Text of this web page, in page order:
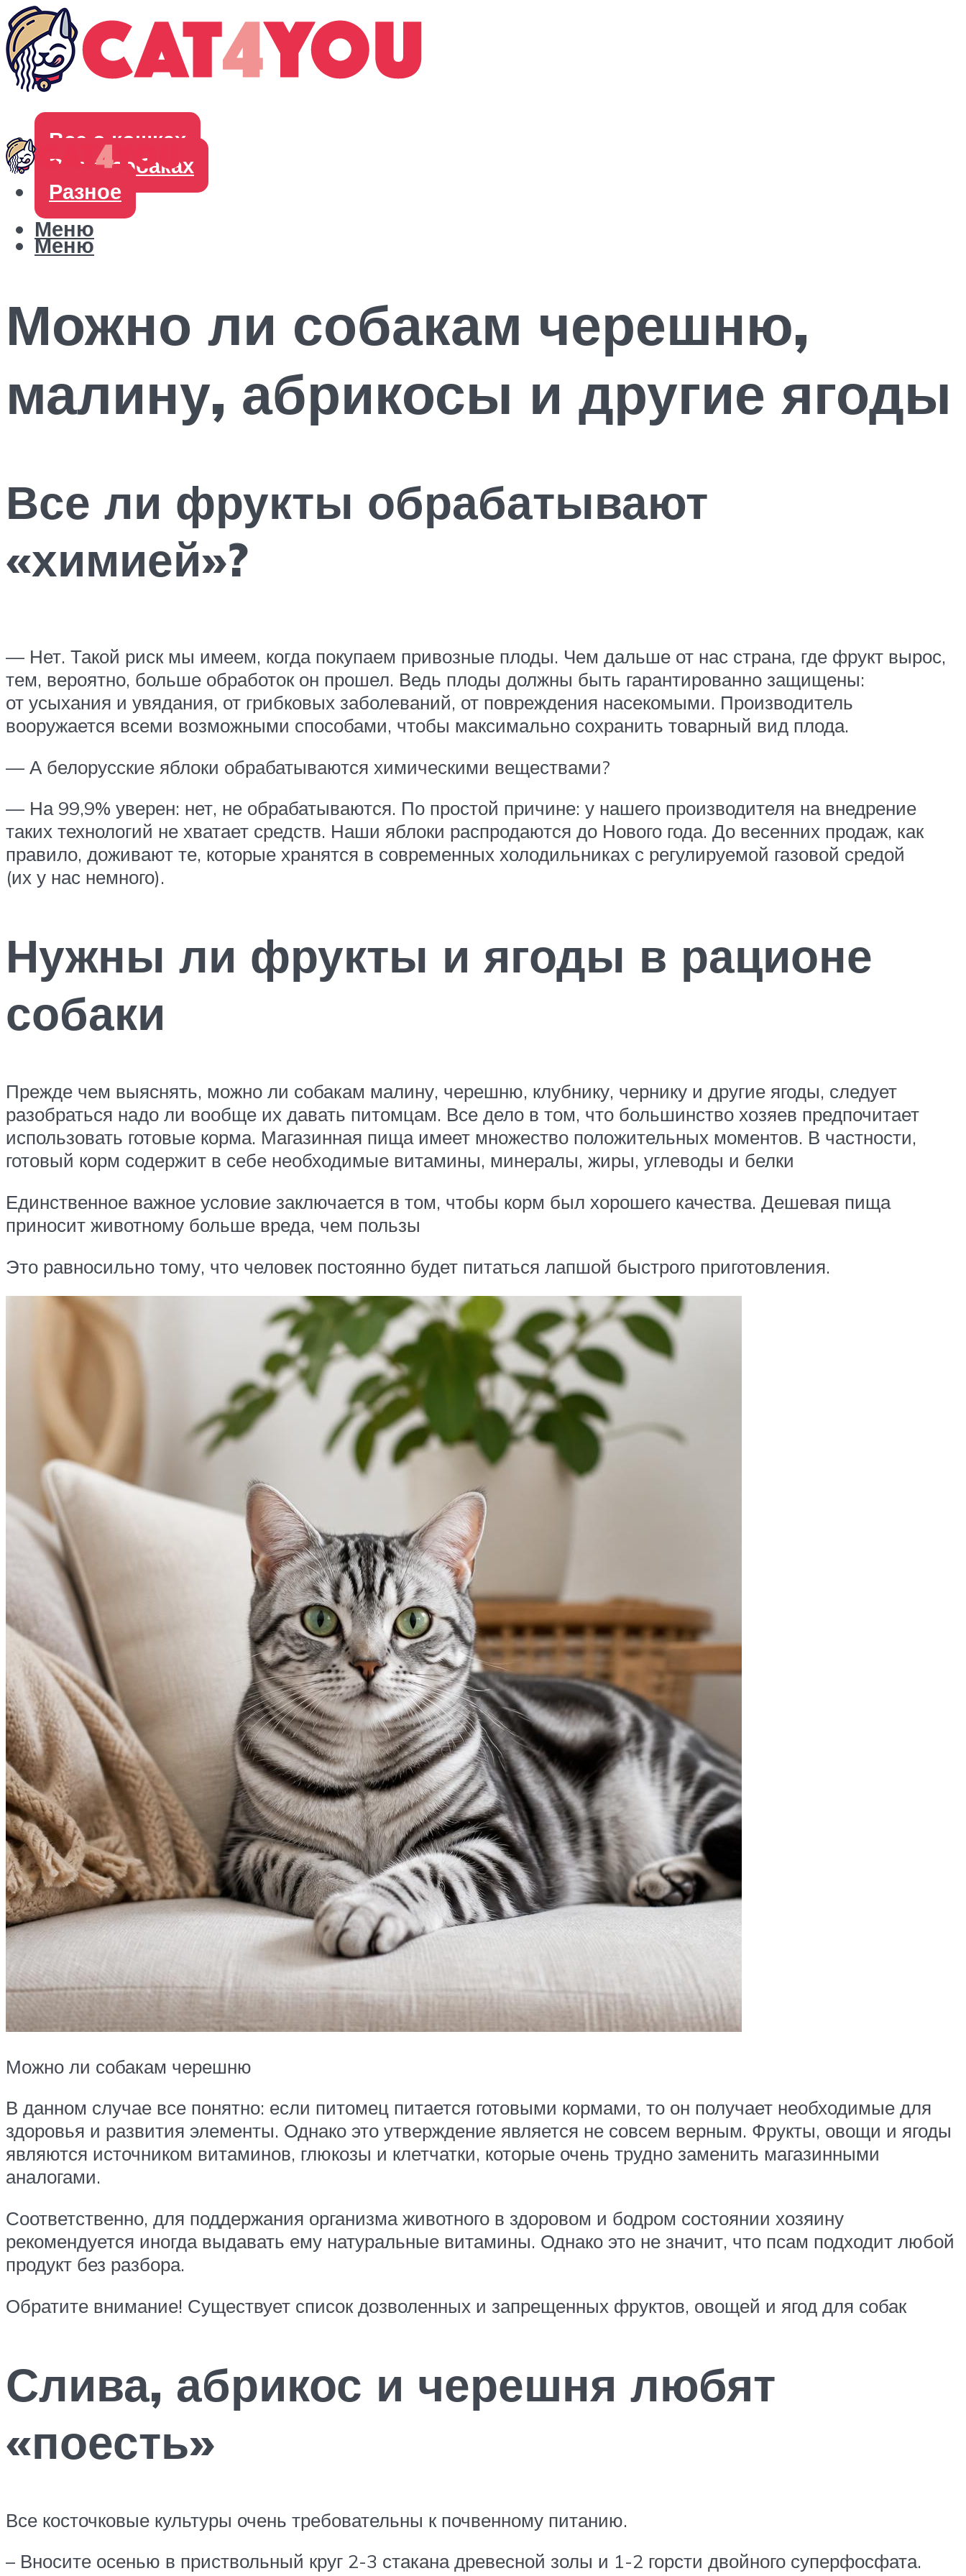
Все о кошках
Все о собаках
Разное
Меню
Меню
Можно ли собакам черешню,
малину, абрикосы и другие ягоды
Все ли фрукты обрабатывают
«химией»?
— Нет. Такой риск мы имеем, когда покупаем привозные плоды. Чем дальше от нас страна, где фрукт вырос,
тем, вероятно, больше обработок он прошел. Ведь плоды должны быть гарантированно защищены:
от усыхания и увядания, от грибковых заболеваний, от повреждения насекомыми. Производитель
вооружается всеми возможными способами, чтобы максимально сохранить товарный вид плода.
— А белорусские яблоки обрабатываются химическими веществами?
— На 99,9% уверен: нет, не обрабатываются. По простой причине: у нашего производителя на внедрение
таких технологий не хватает средств. Наши яблоки распродаются до Нового года. До весенних продаж, как
правило, доживают те, которые хранятся в современных холодильниках с регулируемой газовой средой
(их у нас немного).
Нужны ли фрукты и ягоды в рационе
собаки
Прежде чем выяснять, можно ли собакам малину, черешню, клубнику, чернику и другие ягоды, следует
разобраться надо ли вообще их давать питомцам. Все дело в том, что большинство хозяев предпочитает
использовать готовые корма. Магазинная пища имеет множество положительных моментов. В частности,
готовый корм содержит в себе необходимые витамины, минералы, жиры, углеводы и белки
Единственное важное условие заключается в том, чтобы корм был хорошего качества. Дешевая пища
приносит животному больше вреда, чем пользы
Это равносильно тому, что человек постоянно будет питаться лапшой быстрого приготовления.
Можно ли собакам черешню
В данном случае все понятно: если питомец питается готовыми кормами, то он получает необходимые для
здоровья и развития элементы. Однако это утверждение является не совсем верным. Фрукты, овощи и ягоды
являются источником витаминов, глюкозы и клетчатки, которые очень трудно заменить магазинными
аналогами.
Соответственно, для поддержания организма животного в здоровом и бодром состоянии хозяину
рекомендуется иногда выдавать ему натуральные витамины. Однако это не значит, что псам подходит любой
продукт без разбора.
Обратите внимание! Существует список дозволенных и запрещенных фруктов, овощей и ягод для собак
Слива, абрикос и черешня любят
«поесть»
Все косточковые культуры очень требовательны к почвенному питанию.
– Вносите осенью в приствольный круг 2-3 стакана древесной золы и 1-2 горсти двойного суперфосфата.